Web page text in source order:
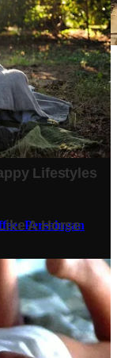
Apa
Memancarkan
Persaingan